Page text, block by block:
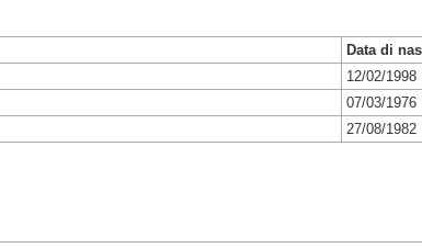
Data di
12/02/1998
07/03/1976
27/08/1982